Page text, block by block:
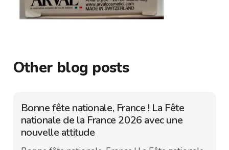
Other blog posts
Bonne fête nationale, France ! La Fête
nationale de la France 2026 avec une
nouvelle attitude